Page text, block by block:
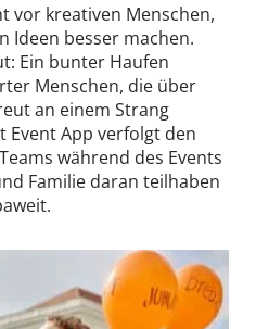
vor kreativen Menschen,
Ideen besser machen.
Ein bunter Haufen
Menschen, die über
an einem Strang
Event App verfolgt den
während des Events
Familie daran teilhaben